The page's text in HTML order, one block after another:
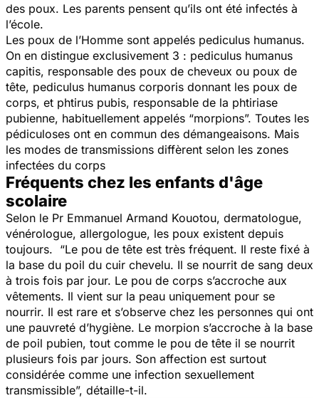
des poux. Les parents pensent qu’ils ont été infectés à
l’école.
Les poux de l’Homme sont appelés pediculus humanus.
On en distingue exclusivement 3 : pediculus humanus
capitis, responsable des poux de cheveux ou poux de
tête, pediculus humanus corporis donnant les poux de
corps, et phtirus pubis, responsable de la phtiriase
pubienne, habituellement appelés “morpions”. Toutes les
pédiculoses ont en commun des démangeaisons. Mais
les modes de transmissions diffèrent selon les zones
infectées du corps
Fréquents chez les enfants d'âge
scolaire
Selon le Pr Emmanuel Armand Kouotou, dermatologue,
vénérologue, allergologue, les poux existent depuis
toujours. “Le pou de tête est très fréquent. Il reste fixé à
la base du poil du cuir chevelu. Il se nourrit de sang deux
à trois fois par jour. Le pou de corps s’accroche aux
vêtements. Il vient sur la peau uniquement pour se
nourrir. Il est rare et s’observe chez les personnes qui ont
une pauvreté d’hygiène. Le morpion s’accroche à la base
de poil pubien, tout comme le pou de tête il se nourrit
plusieurs fois par jours. Son affection est surtout
considérée comme une infection sexuellement
transmissible”, détaille-t-il.